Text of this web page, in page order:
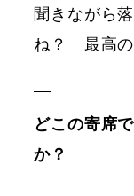
聞きながら
ね？ 最高の
どこの寄席
か？